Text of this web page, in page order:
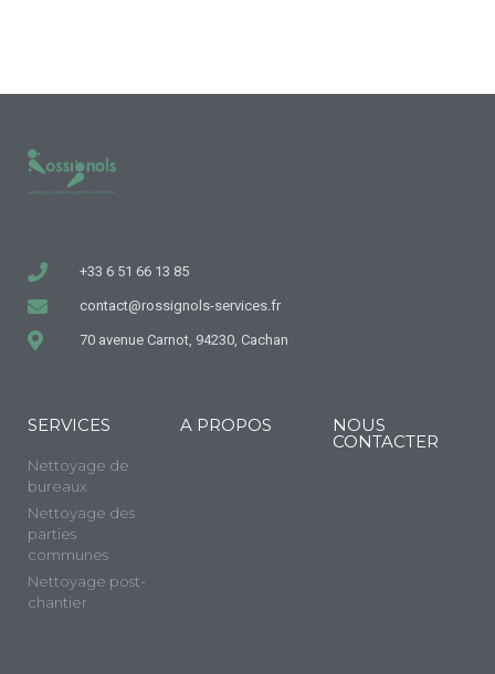
+33 6 51 66 13 85
contact@rossignols-services.fr
70 avenue Carnot, 94230, Cachan
SERVICES
Nettoyage de
bureaux
Nettoyage des
parties
communes
Nettoyage post-
chantier
A PROPOS NOUS
CONTACTER